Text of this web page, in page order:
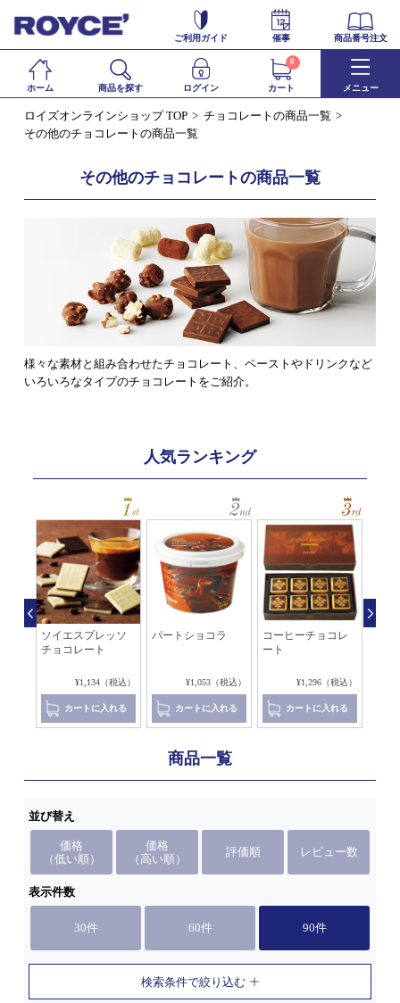
ご利用ガイド 催事 商品番号注文
ホーム 商品を探す ログイン カート
0
メニュー
ロイズオンラインショップ TOP
チョコレートの商品一覧
その他のチョコレートの商品一覧
その他のチョコレートの商品一覧
様々な素材と組み合わせたチョコレート、ペーストやドリンクなど
いろいろなタイプのチョコレートをご紹介。
人気ランキング
ソイエスプレッソ
チョコレート
¥1,134（税込）
カートに入れる
パートショコラ
¥1,053（税込）
カートに入れる
コーヒーチョコレ
ート
¥1,296（税込）
カートに入れる
商品一覧
並び替え
価格
（低い順）
価格
（高い順）
評価順 レビュー数
表示件数
30件 60件 90件
検索条件で絞り込む